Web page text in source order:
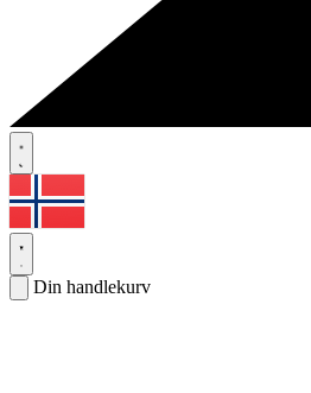
Din handlekurv